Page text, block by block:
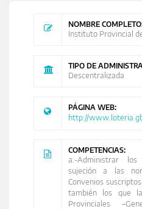
NOMBRE
Instituto Provincial
TIPO DE
Descentralizada
PÁGINA WEB:
http://
COMPETENCIAS:
a.-Administrar
sujeción a las
Convenios
también los que
Provinciales